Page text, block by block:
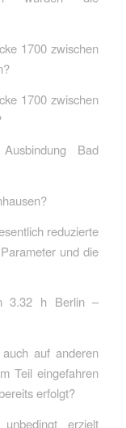
1700 zwischen
1700 zwischen
Bad
reduzierte
und die
3.32 h Berlin –
auf anderen
Teil eingefahren
erfolgt?
erzielt